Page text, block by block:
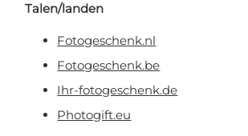
Talen/landen
Fotogeschenk.nl
Fotogeschenk.be
Ihr-fotogeschenk.de
Photogift.eu